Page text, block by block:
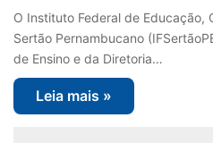
O Instituto Federal de Educação,
Sertão Pernambucano
de Ensino e da Diretoria…
Leia mais »